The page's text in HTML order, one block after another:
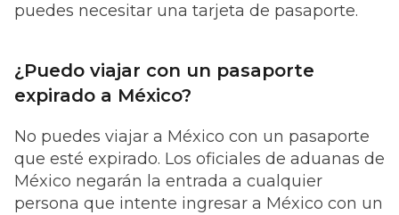
puedes necesitar una tarjeta de pasaporte.
¿Puedo viajar con un pasaporte
expirado a México?
No puedes viajar a México con un pasaporte
que esté expirado. Los oficiales de aduanas de
México negarán la entrada a cualquier
persona que intente ingresar a México con un